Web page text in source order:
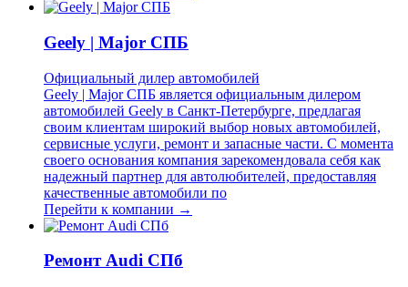
Geely | Major СПБ
Официальный дилер автомобилей
Geely | Major СПБ является официальным дилером
автомобилей Geely в Санкт-Петербурге, предлагая
своим клиентам широкий выбор новых автомобилей,
сервисные услуги, ремонт и запасные части. С момента
своего основания компания зарекомендовала себя как
надежный партнер для автолюбителей, предоставляя
качественные автомобили по
Перейти к компании →
Ремонт Audi СПб